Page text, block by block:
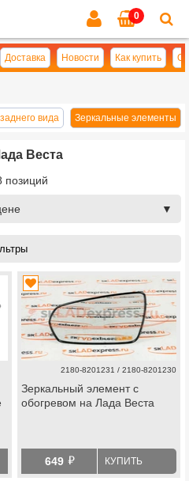
0
Доставка Новости Как купить
вида Зеркальные элементы
Веста
позиций
2180-8201231 / 2180-8201230
Зеркальный элемент с
обогревом на Лада Веста
649 й КУПИТЬ